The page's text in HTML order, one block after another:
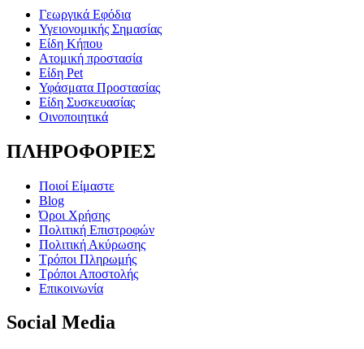
Γεωργικά Εφόδια
Υγειονομικής Σημασίας
Είδη Κήπου
Ατομική προστασία
Είδη Pet
Υφάσματα Προστασίας
Είδη Συσκευασίας
Οινοποιητικά
ΠΛΗΡΟΦΟΡΙΕΣ
Ποιοί Είμαστε
Blog
Όροι Χρήσης
Πολιτική Επιστροφών
Πολιτική Ακύρωσης
Τρόποι Πληρωμής
Τρόποι Αποστολής
Επικοινωνία
Social Media